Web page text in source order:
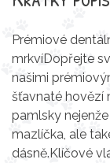
Prémiové
mrkvíDopřejte
našimi
šťavnaté hovězí
pamlsky
mazlíčka, ale
dásně.Klíčové